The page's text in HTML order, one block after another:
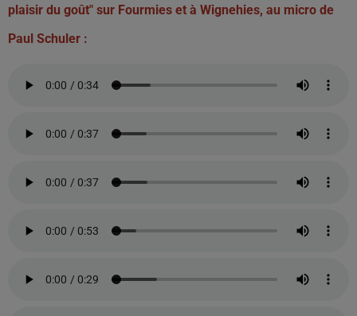
plaisir du goût" sur Fourmies et à Wignehies, au micro de
Paul Schuler :